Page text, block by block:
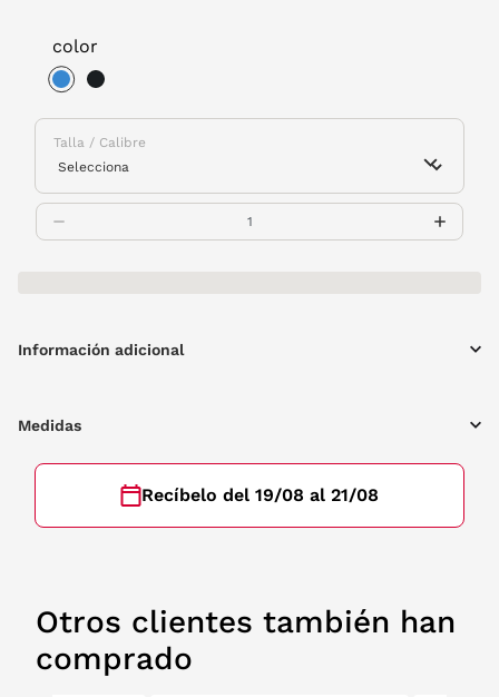
color
Talla / Calibre
Información adicional
Medidas
Recíbelo del 19/08 al 21/08
Otros clientes también han
comprado